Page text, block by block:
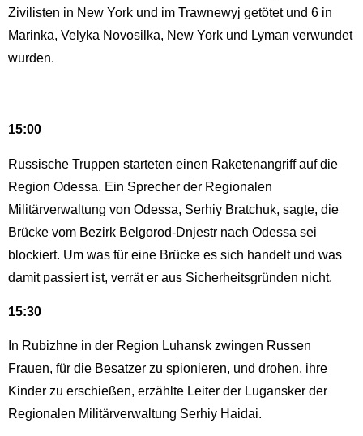
Zivilisten in New York und im Trawnewyj getötet und 6 in
Marinka, Velyka Novosilka, New York und Lyman verwundet
wurden.
15:00
Russische Truppen starteten einen Raketenangriff auf die
Region Odessa. Ein Sprecher der Regionalen
Militärverwaltung von Odessa, Serhiy Bratchuk, sagte, die
Brücke vom Bezirk Belgorod-Dnjestr nach Odessa sei
blockiert. Um was für eine Brücke es sich handelt und was
damit passiert ist, verrät er aus Sicherheitsgründen nicht.
15:30
In Rubizhne in der Region Luhansk zwingen Russen
Frauen, für die Besatzer zu spionieren, und drohen, ihre
Kinder zu erschießen, erzählte Leiter der Lugansker der
Regionalen Militärverwaltung Serhiy Haidai.